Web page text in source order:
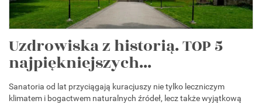
Uzdrowiska z historią. TOP 5
najpiękniejszych...
Sanatoria od lat przyciągają kuracjuszy nie tylko leczniczym
klimatem i bogactwem naturalnych źródeł, lecz także wyjątkową